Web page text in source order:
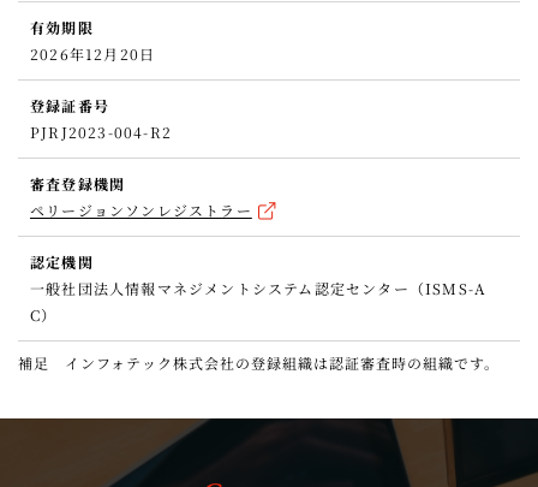
有効期限
2026年12月20日
登録証番号
PJRJ2023-004-R2
審査登録機関
ペリージョンソンレジストラー
認定機関
一般社団法人情報マネジメントシステム認定センター（ISMS-A
C）
補足 インフォテック株式会社の登録組織は認証審査時の組織です。